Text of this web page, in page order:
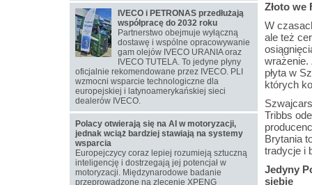
Złoto
W
ale też
wrażenie.
płyta w
których
Tribbs
Brytania
tradycje i
Jedyny
siebie
IVECO i PETRONAS przedłużają
współpracę do 2032 roku
Partnerstwo obejmuje wyłączną
dostawę i wspólne opracowywanie
gam olejów IVECO URANIA oraz
IVECO TUTELA. To jedyne płyny
oficjalnie rekomendowane przez IVECO. PLI
wzmocni wsparcie technologiczne dla
europejskiej i latynoamerykańskiej sieci
dealerów IVECO.
Polacy otwierają się na AI w motoryzacji,
jednak wciąż bardziej stawiają na systemy
wsparcia
Europejczycy coraz lepiej rozumieją sztuczną
inteligencję i dostrzegają jej potencjał w
motoryzacji. Międzynarodowe badanie
przeprowadzone na zlecenie XPENG